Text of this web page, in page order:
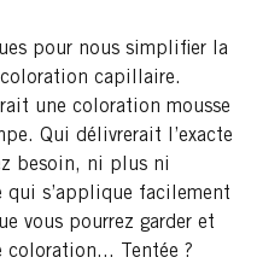
pour nous simplifier la
capillaire.
une coloration mousse
Qui délivrerait l’exacte
besoin, ni plus ni
qui s’applique facilement
vous pourrez garder et
Tentée ?